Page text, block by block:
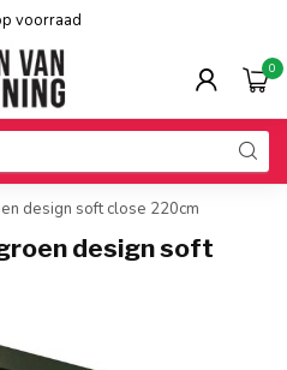
voorraad
0
design soft close 220cm
design soft